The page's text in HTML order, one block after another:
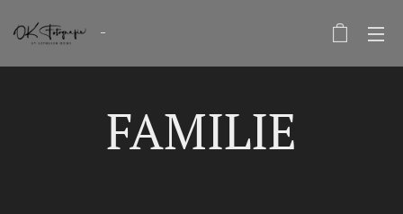
FAMILIE